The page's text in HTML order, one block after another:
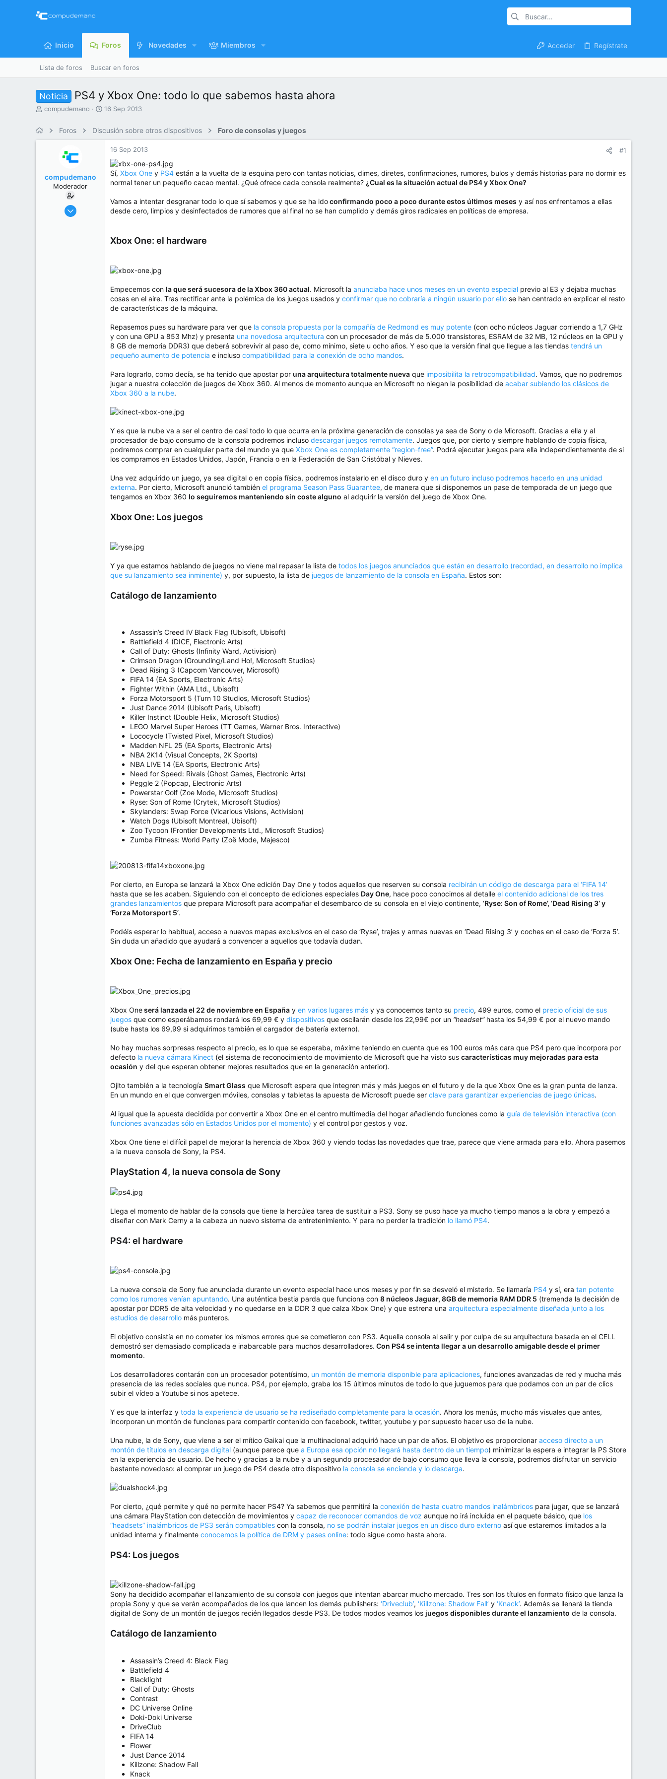
Inicio Foros Novedades Miembros Acceder Regístrate
Lista de foros Buscar en foros
Noticia PS4 y Xbox One: todo lo que sabemos hasta ahora
I
r
compudemano
F
h
16 Sep 2013
Foros Discusión sobre otros dispositivos Foro de consolas y juegos
compudemano
Moderador
26 Jul 2013
16 Sep 2013 #1
Sí, Xbox One y PS4 están a la vuelta de la esquina pero con tantas noticias, dimes, diretes, confirmaciones, rumores, bulos y demás historias para no dormir es
normal tener un pequeño cacao mental. ¿Qué ofrece cada consola realmente? ¿Cual es la situación actual de PS4 y Xbox One?
Vamos a intentar desgranar todo lo que sí sabemos y que se ha idoconfirmando poco a poco durante estos últimos meses y así nos enfrentamos a ellas
desde cero, limpios y desinfectados de rumores que al final no se han cumplido y demás giros radicales en políticas de empresa.
Xbox One: el hardware
Empecemos con la que será sucesora de la Xbox 360 actual. Microsoft la anunciaba hace unos meses en un evento especial previo al E3 y dejaba muchas
cosas en el aire. Tras rectificar ante la polémica de los juegos usados y confirmar que no cobraría a ningún usuario por ello se han centrado en explicar el resto
de características de la máquina.
Repasemos pues su hardware para ver que la consola propuesta por la compañía de Redmond es muy potente (con ocho núcleos Jaguar corriendo a 1,7 GHz
y con una GPU a 853 Mhz) y presenta una novedosa arquitectura con un procesador de más de 5.000 transistores, ESRAM de 32 MB, 12 núcleos en la GPU y
8 GB de memoria DDR3) que deberá sobrevivir al paso de, como mínimo, siete u ocho años. Y eso que la versión final que llegue a las tiendas tendrá un
pequeño aumento de potencia e incluso compatibilidad para la conexión de ocho mandos.
Para lograrlo, como decía, se ha tenido que apostar por una arquitectura totalmente nueva que imposibilita la retrocompatibilidad. Vamos, que no podremos
jugar a nuestra colección de juegos de Xbox 360. Al menos de momento aunque en Microsoft no niegan la posibilidad de acabar subiendo los clásicos de
Xbox 360 a la nube.
Y es que la nube va a ser el centro de casi todo lo que ocurra en la próxima generación de consolas ya sea de Sony o de Microsoft. Gracias a ella y al
procesador de bajo consumo de la consola podremos incluso descargar juegos remotamente. Juegos que, por cierto y siempre hablando de copia física,
podremos comprar en cualquier parte del mundo ya que Xbox One es completamente “region-free”. Podrá ejecutar juegos para ella independientemente de si
los compramos en Estados Unidos, Japón, Francia o en la Federación de San Cristóbal y Nieves.
Una vez adquirido un juego, ya sea digital o en copia física, podremos instalarlo en el disco duro y en un futuro incluso podremos hacerlo en una unidad
externa. Por cierto, Microsoft anunció también el programa Season Pass Guarantee, de manera que si disponemos un pase de temporada de un juego que
tengamos en Xbox 360 lo seguiremos manteniendo sin coste alguno al adquirir la versión del juego de Xbox One.
Xbox One: Los juegos
Y ya que estamos hablando de juegos no viene mal repasar la lista de todos los juegos anunciados que están en desarrollo (recordad, en desarrollo no implica
que su lanzamiento sea inminente) y, por supuesto, la lista de juegos de lanzamiento de la consola en España. Estos son:
Catálogo de lanzamiento
Assassin’s Creed IV Black Flag (Ubisoft, Ubisoft)
Battlefield 4 (DICE, Electronic Arts)
Call of Duty: Ghosts (Infinity Ward, Activision)
Crimson Dragon (Grounding/Land Ho!, Microsoft Studios)
Dead Rising 3 (Capcom Vancouver, Microsoft)
FIFA 14 (EA Sports, Electronic Arts)
Fighter Within (AMA Ltd., Ubisoft)
Forza Motorsport 5 (Turn 10 Studios, Microsoft Studios)
Just Dance 2014 (Ubisoft Paris, Ubisoft)
Killer Instinct (Double Helix, Microsoft Studios)
LEGO Marvel Super Heroes (TT Games, Warner Bros. Interactive)
Lococycle (Twisted Pixel, Microsoft Studios)
Madden NFL 25 (EA Sports, Electronic Arts)
NBA 2K14 (Visual Concepts, 2K Sports)
NBA LIVE 14 (EA Sports, Electronic Arts)
Need for Speed: Rivals (Ghost Games, Electronic Arts)
Peggle 2 (Popcap, Electronic Arts)
Powerstar Golf (Zoe Mode, Microsoft Studios)
Ryse: Son of Rome (Crytek, Microsoft Studios)
Skylanders: Swap Force (Vicarious Visions, Activision)
Watch Dogs (Ubisoft Montreal, Ubisoft)
Zoo Tycoon (Frontier Developments Ltd., Microsoft Studios)
Zumba Fitness: World Party (Zoë Mode, Majesco)
Por cierto, en Europa se lanzará la Xbox One edición Day One y todos aquellos que reserven su consola recibirán un código de descarga para el ‘FIFA 14’
hasta que se les acaben. Siguiendo con el concepto de ediciones especiales Day One, hace poco conocimos al detalle el contenido adicional de los tres
grandes lanzamientos que prepara Microsoft para acompañar el desembarco de su consola en el viejo continente, ‘Ryse: Son of Rome’, ‘Dead Rising 3’ y
‘Forza Motorsport 5’.
Podéis esperar lo habitual, acceso a nuevos mapas exclusivos en el caso de ‘Ryse’, trajes y armas nuevas en ‘Dead Rising 3’ y coches en el caso de ‘Forza 5’.
Sin duda un añadido que ayudará a convencer a aquellos que todavía dudan.
Xbox One: Fecha de lanzamiento en España y precio
Xbox Oneserá lanzada el 22 de noviembre en España y en varios lugares más y ya conocemos tanto su precio, 499 euros, como el precio oficial de sus
juegos que como esperábamos rondará los 69,99 € y dispositivos que oscilarán desde los 22,99€ por un “headset”hasta los 54,99 € por el nuevo mando
(sube hasta los 69,99 si adquirimos también el cargador de batería externo).
No hay muchas sorpresas respecto al precio, es lo que se esperaba, máxime teniendo en cuenta que es 100 euros más cara que PS4 pero que incorpora por
defecto la nueva cámara Kinect (el sistema de reconocimiento de movimiento de Microsoft que ha visto sus características muy mejoradas para esta
ocasión y del que esperan obtener mejores resultados que en la generación anterior).
Ojito también a la tecnología Smart Glass que Microsoft espera que integren más y más juegos en el futuro y de la que Xbox One es la gran punta de lanza.
En un mundo en el que convergen móviles, consolas y tabletas la apuesta de Microsoft puede ser clave para garantizar experiencias de juego únicas.
Al igual que la apuesta decidida por convertir a Xbox One en el centro multimedia del hogar añadiendo funciones como la guía de televisión interactiva (con
funciones avanzadas sólo en Estados Unidos por el momento) y el control por gestos y voz.
Xbox One tiene el difícil papel de mejorar la herencia de Xbox 360 y viendo todas las novedades que trae, parece que viene armada para ello. Ahora pasemos
a la nueva consola de Sony, la PS4.
PlayStation 4, la nueva consola de Sony
Llega el momento de hablar de la consola que tiene la hercúlea tarea de sustituir a PS3. Sony se puso hace ya mucho tiempo manos a la obra y empezó a
diseñar con Mark Cerny a la cabeza un nuevo sistema de entretenimiento. Y para no perder la tradición lo llamó PS4.
PS4: el hardware
La nueva consola de Sony fue anunciada durante un evento especial hace unos meses y por fin se desveló el misterio. Se llamaría PS4 y sí, era tan potente
como los rumores venían apuntando. Una auténtica bestia parda que funciona con 8 núcleos Jaguar, 8GB de memoria RAM DDR 5 (tremenda la decisión de
apostar por DDR5 de alta velocidad y no quedarse en la DDR 3 que calza Xbox One) y que estrena una arquitectura especialmente diseñada junto a los
estudios de desarrollo más punteros.
El objetivo consistía en no cometer los mismos errores que se cometieron con PS3. Aquella consola al salir y por culpa de su arquitectura basada en el CELL
demostró ser demasiado complicada e inabarcable para muchos desarrolladores. Con PS4 se intenta llegar a un desarrollo amigable desde el primer
momento.
Los desarrolladores contarán con un procesador potentísimo, un montón de memoria disponible para aplicaciones, funciones avanzadas de red y mucha más
presencia de las redes sociales que nunca. PS4, por ejemplo, graba los 15 últimos minutos de todo lo que juguemos para que podamos con un par de clics
subir el vídeo a Youtube si nos apetece.
Y es que la interfaz y toda la experiencia de usuario se ha rediseñado completamente para la ocasión. Ahora los menús, mucho más visuales que antes,
incorporan un montón de funciones para compartir contenido con facebook, twitter, youtube y por supuesto hacer uso de la nube.
Una nube, la de Sony, que viene a ser el mítico Gaikai que la multinacional adquirió hace un par de años. El objetivo es proporcionar acceso directo a un
montón de títulos en descarga digital (aunque parece que a Europa esa opción no llegará hasta dentro de un tiempo) minimizar la espera e integrar la PS Store
en la experiencia de usuario. De hecho y gracias a la nube y a un segundo procesador de bajo consumo que lleva la consola, podremos disfrutar un servicio
bastante novedoso: al comprar un juego de PS4 desde otro dispositivo la consola se enciende y lo descarga.
Por cierto, ¿qué permite y qué no permite hacer PS4? Ya sabemos que permitirá la conexión de hasta cuatro mandos inalámbricos para jugar, que se lanzará
una cámara PlayStation con detección de movimientos y capaz de reconocer comandos de voz aunque no irá incluida en el paquete básico, que los
“headsets” inalámbricos de PS3 serán compatibles con la consola, no se podrán instalar juegos en un disco duro externo así que estaremos limitados a la
unidad interna y finalmente conocemos la política de DRM y pases online: todo sigue como hasta ahora.
PS4: Los juegos
Sony ha decidido acompañar el lanzamiento de su consola con juegos que intentan abarcar mucho mercado. Tres son los títulos en formato físico que lanza la
propia Sony y que se verán acompañados de los que lancen los demás publishers: ‘Driveclub’, ‘Killzone: Shadow Fall’ y ‘Knack’. Además se llenará la tienda
digital de Sony de un montón de juegos recién llegados desde PS3. De todos modos veamos los juegos disponibles durante el lanzamiento de la consola.
Catálogo de lanzamiento
Assassin’s Creed 4: Black Flag
Battlefield 4
Blacklight
Call of Duty: Ghosts
Contrast
DC Universe Online
Doki-Doki Universe
DriveClub
FIFA 14
Flower
Just Dance 2014
Killzone: Shadow Fall
Knack